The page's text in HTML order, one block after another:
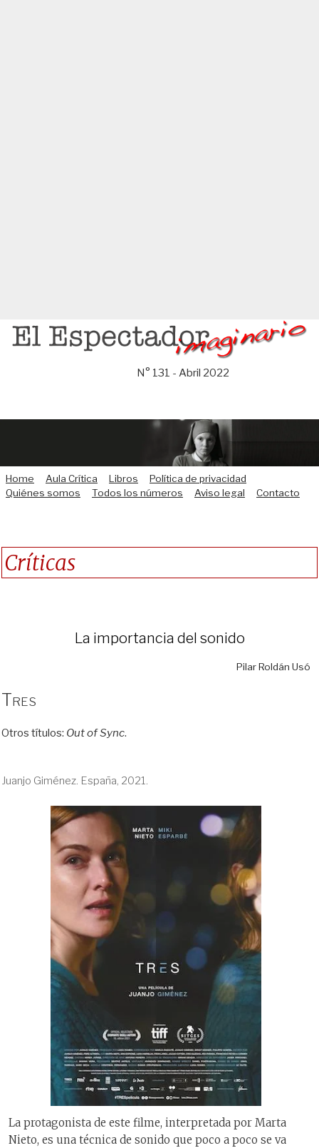
Saltar
N° 131 - Abril 2022
Home Aula Crítica Libros
Política de privacidad
Quiénes somos
Todos los números Aviso legal Contacto
Críticas
La importancia del sonido
Pilar Roldán Usó
Tres
Otros títulos: Out of Sync.
Juanjo Giménez. España, 2021.
La protagonista de este filme, interpretada por Marta
Nieto, es una técnica de sonido que poco a poco se va